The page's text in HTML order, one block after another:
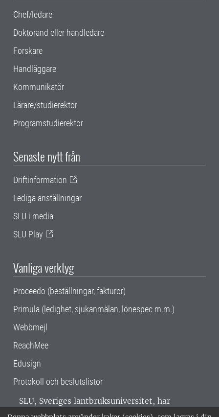
Chef/ledare
Doktorand eller handledare
Forskare
Handläggare
Kommunikatör
Lärare/studierektor
Programstudierektor
Senaste nytt från
Driftinformation
Lediga anställningar
SLU i media
SLU Play
Vanliga verktyg
Proceedo (beställningar, fakturor)
Primula (ledighet, sjukanmälan, lönespec m.m.)
Webbmejl
ReachMee
Edusign
Protokoll och beslutslistor
SLU, Sveriges lantbruksuniversitet, har
verksamhet över hela Sverige. Huvudorter är